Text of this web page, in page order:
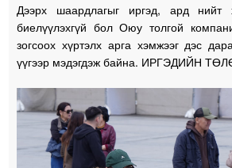
Дээрх шаардлагыг иргэд, ард нийт
биелүүлэхгүй бол Оюу толгой
зогсоох хүртэлх арга хэмжээг дэс
үүгээр мэдэгдэж байна. ИРГЭДИЙН